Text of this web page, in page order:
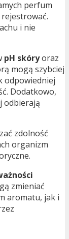
perfum
rejestrować.
i nie
pH skóryoraz
mogą szybciej
odpowiedniej
Dodatkowo,
odbierają
zdolność
organizm
zmieniać
aromatu, jak i